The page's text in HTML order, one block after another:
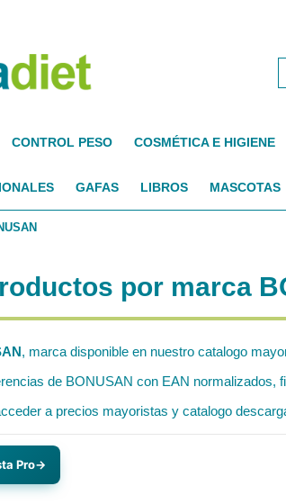
CONTROL PESO COSMÉTICA E HIGIENE
GAFAS LIBROS MASCOTAS
por marca
, marca disponible en nuestro catalogo
de BONUSAN con EAN
a precios mayoristas y catalogo
Pro→